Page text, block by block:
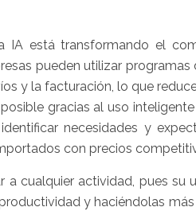
IA está transformando el
pueden utilizar
y la facturación, lo que
gracias al uso
necesidades y
con precios
a cualquier actividad, pues
y haciéndolas